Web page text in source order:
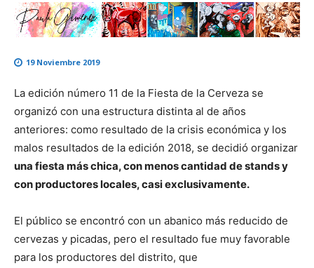
19 Noviembre 2019
La edición número 11 de la Fiesta de la Cerveza se
organizó con una estructura distinta al de años
anteriores: como resultado de la crisis económica y los
malos resultados de la edición 2018, se decidió organizar
una fiesta más chica, con menos cantidad de stands y
con productores locales, casi exclusivamente.
El público se encontró con un abanico más reducido de
cervezas y picadas, pero el resultado fue muy favorable
para los productores del distrito, que